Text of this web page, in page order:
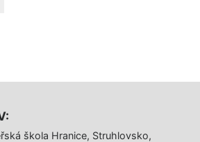
škola Hranice, Struhlovsko,